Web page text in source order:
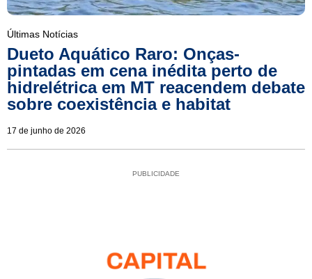
Últimas Notícias
Dueto Aquático Raro: Onças-
pintadas em cena inédita perto de
hidrelétrica em MT reacendem debate
sobre coexistência e habitat
17 de junho de 2026
PUBLICIDADE